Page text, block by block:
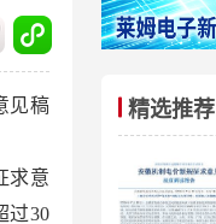
见稿
求意
过30
精选推荐